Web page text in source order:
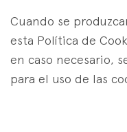
Cuando se
esta Política de
en caso necesario,
para el uso de las